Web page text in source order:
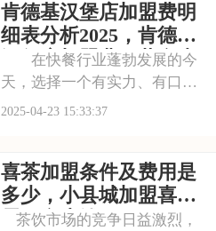
力和运营能力有门槛，同时希
望加盟商能够认同并维护华莱
士的品牌形象和服务
肯德基汉堡店加盟费明
细表分析2025，肯德基
汉堡店加盟费一共多少
万元
在快餐行业蓬勃发展的今
天，选择一个有实力、有口碑
的品牌至关重要。加盟肯德
共创快餐事业的辉煌未来。本
文将为你揭秘肯德基汉堡店加
盟费明细表分析202
2025-04-23 15:33:37
喜茶加盟条件及费用是
多少，小县城加盟喜茶
需要多少钱
茶饮市场的竞争日益激烈，